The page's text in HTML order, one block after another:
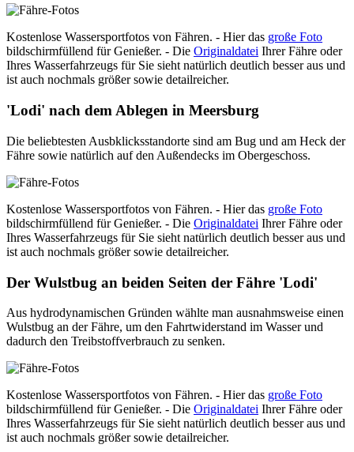
Kostenlose Wassersportfotos von Fähren. - Hier das große Foto
bildschirmfüllend für Genießer. - Die Originaldatei Ihrer Fähre oder
Ihres Wasserfahrzeugs für Sie sieht natürlich deutlich besser aus und
ist auch nochmals größer sowie detailreicher.
'Lodi' nach dem Ablegen in Meersburg
Die beliebtesten Ausbklicksstandorte sind am Bug und am Heck der
Fähre sowie natürlich auf den Außendecks im Obergeschoss.
Kostenlose Wassersportfotos von Fähren. - Hier das große Foto
bildschirmfüllend für Genießer. - Die Originaldatei Ihrer Fähre oder
Ihres Wasserfahrzeugs für Sie sieht natürlich deutlich besser aus und
ist auch nochmals größer sowie detailreicher.
Der Wulstbug an beiden Seiten der Fähre 'Lodi'
Aus hydrodynamischen Gründen wählte man ausnahmsweise einen
Wulstbug an der Fähre, um den Fahrtwiderstand im Wasser und
dadurch den Treibstoffverbrauch zu senken.
Kostenlose Wassersportfotos von Fähren. - Hier das große Foto
bildschirmfüllend für Genießer. - Die Originaldatei Ihrer Fähre oder
Ihres Wasserfahrzeugs für Sie sieht natürlich deutlich besser aus und
ist auch nochmals größer sowie detailreicher.